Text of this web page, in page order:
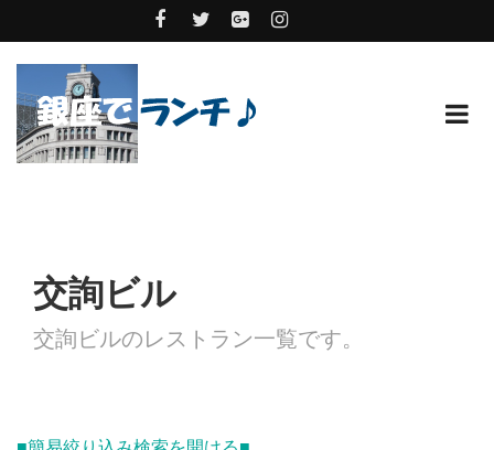
交詢ビル
交詢ビルのレストラン一覧です。